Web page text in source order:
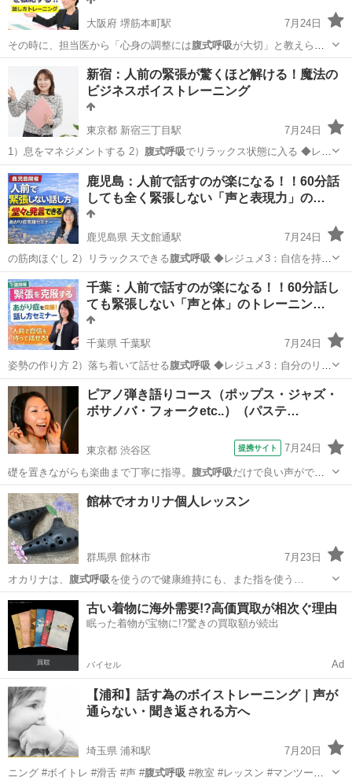
大阪府 堺筋本町駅
7月24日
その時に、担当医から「心身の調整には腹式呼吸が大切」と教えら
れ、言われた通りに実…
大阪市 堺筋本町駅 話し方 あがり症
新宿：人前の緊張が驚くほど解ける！魔法の
ビジネスボイストレーニング
東京都 新宿三丁目駅
7月24日
1）息をマネジメントする 2） 腹式呼吸でリラックス状態に入る ◆レ
ジ…
東京 新宿区 新宿三丁目駅 話し方 あがり症
鹿児島：人前で話すのが楽になる！！60分話
しても全く緊張しない「声と表現力」の…
鹿児島県 天文館通駅
7月24日
の筋肉ほぐし 2）リラックスできる腹式呼吸
て話…
鹿児島 鹿児島市 天文館通駅 生活知識 あがり症
千葉：人前で話すのが楽になる！！60分話し
ても緊張しない「声と体」のトレーニン…
千葉県 千葉駅
7月24日
姿勢の作り方 2）落ち着いて話せる腹式呼吸
ムに…
千葉 千葉市 千葉駅 話し方
ピアノ弾き語りコース（ポップス・ジャズ・
ボサノバ・フォークetc..）（パステ…
東京都 渋谷区 提携サイト 7月24日
礎を置きながらも楽曲まで丁寧に指導。 腹式呼吸だけで良い声がでる
訳ではないので、 …
東京 渋谷区 ピアノ
館林でオカリナ個人レッスン
群馬県 館林市
7月23日
オカリナは、 腹式呼吸を使うので健康維持にも、また指を使う…
群馬 館林市 その他 オカリナ
古い着物に海外需要!?高価買取が相次ぐ理由
眠った着物が宝物に!?驚きの買取額が続出
バイセル Ad
【浦和】話す為のボイストレーニング｜声が
通らない・聞き返される方へ
埼玉県 浦和駅
7月20日
ニング #ボイトレ #滑舌 #声 #腹式呼吸 #教室 #レッスン #マンツーマ